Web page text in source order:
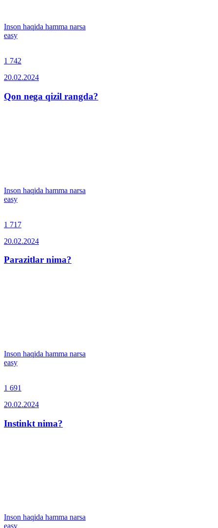
Inson haqida hamma narsa
easy
1 742
20.02.2024
Qon nega qizil rangda?
Inson haqida hamma narsa
easy
1 717
20.02.2024
Parazitlar nima?
Inson haqida hamma narsa
easy
1 691
20.02.2024
Instinkt nima?
Inson haqida hamma narsa
easy